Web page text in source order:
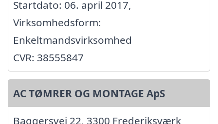
Startdato: 06. april 2017,
Virksomhedsform:
Enkeltmandsvirksomhed
CVR: 38555847
AC TØMRER OG MONTAGE ApS
Baggersvej 22, 3300 Frederiksværk